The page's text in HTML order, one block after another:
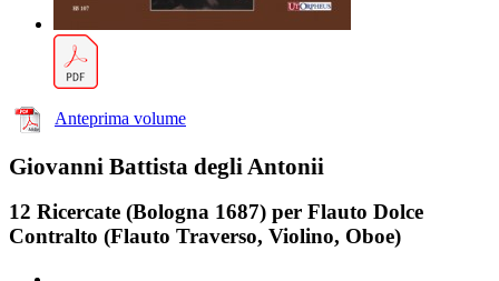
Anteprima volume
Giovanni Battista degli Antonii
12 Ricercate (Bologna 1687) per Flauto Dolce
Contralto (Flauto Traverso, Violino, Oboe)